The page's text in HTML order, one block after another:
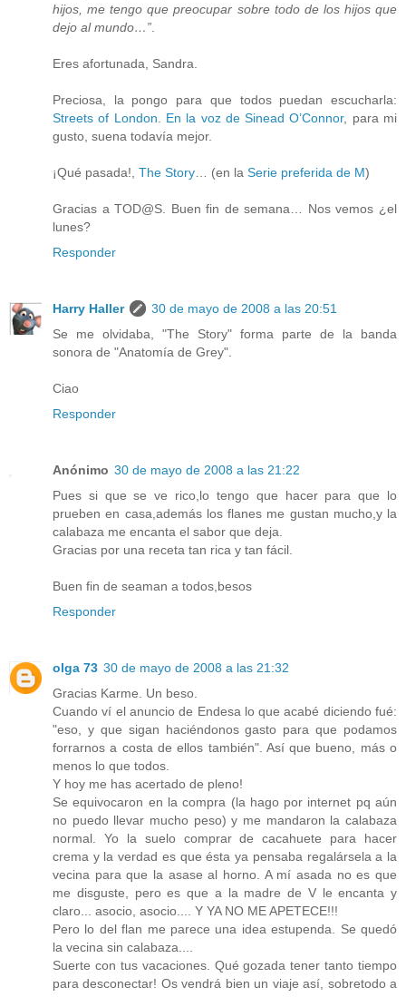
hijos, me tengo que preocupar sobre todo de los hijos que
dejo al mundo…”.
Eres afortunada, Sandra.
Preciosa, la pongo para que todos puedan escucharla:
Streets of London. En la voz de Sinead O’Connor, para mi
gusto, suena todavía mejor.
¡Qué pasada!, The Story… (en la Serie preferida de M)
Gracias a TOD@S. Buen fin de semana… Nos vemos ¿el
lunes?
Responder
Harry Haller
30 de mayo de 2008 a las 20:51
Se me olvidaba, "The Story" forma parte de la banda
sonora de "Anatomía de Grey".
Ciao
Responder
Anónimo 30 de mayo de 2008 a las 21:22
Pues si que se ve rico,lo tengo que hacer para que lo
prueben en casa,además los flanes me gustan mucho,y la
calabaza me encanta el sabor que deja.
Gracias por una receta tan rica y tan fácil.
Buen fin de seaman a todos,besos
Responder
olga 73 30 de mayo de 2008 a las 21:32
Gracias Karme. Un beso.
Cuando ví el anuncio de Endesa lo que acabé diciendo fué:
"eso, y que sigan haciéndonos gasto para que podamos
forrarnos a costa de ellos también". Así que bueno, más o
menos lo que todos.
Y hoy me has acertado de pleno!
Se equivocaron en la compra (la hago por internet pq aún
no puedo llevar mucho peso) y me mandaron la calabaza
normal. Yo la suelo comprar de cacahuete para hacer
crema y la verdad es que ésta ya pensaba regalársela a la
vecina para que la asase al horno. A mí asada no es que
me disguste, pero es que a la madre de V le encanta y
claro... asocio, asocio.... Y YA NO ME APETECE!!!
Pero lo del flan me parece una idea estupenda. Se quedó
la vecina sin calabaza....
Suerte con tus vacaciones. Qué gozada tener tanto tiempo
para desconectar! Os vendrá bien un viaje así, sobretodo a